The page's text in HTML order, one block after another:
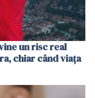
un risc real
chiar când viața